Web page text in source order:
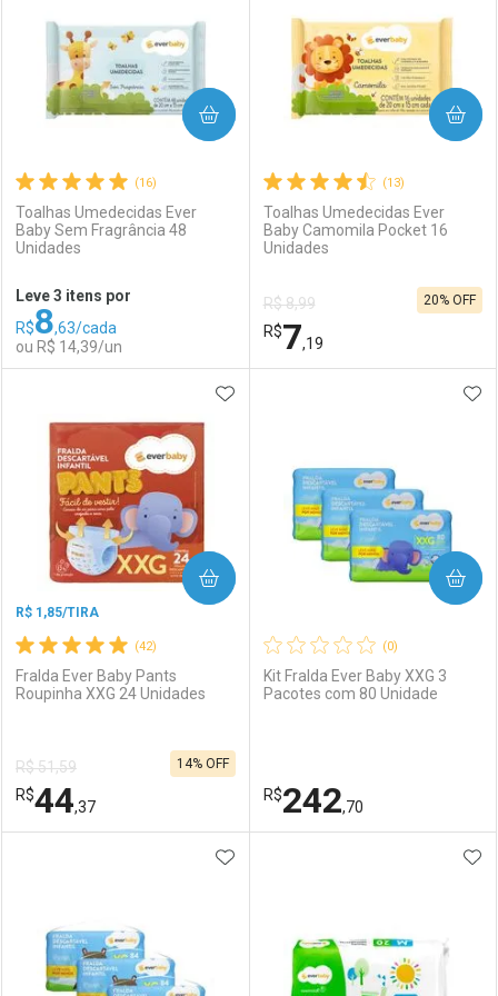
Comprar sem Desconto
Por R$ 16,19/cada
Comprar sem Desconto
Por R$ 16,19/cada
Comprar sem Desconto
Por R$ 52,99/cada
Comprar sem Desconto
Por R$ 52,99/cada
(16)
Toalhas Umedecidas Ever
Baby Sem Fragrância 48
Unidades
Leve 3 itens por
R$8,63/cada
ou R$ 14,39/un
COMPRAR
Laboratório
Comprar sem Desconto
Por R$ 14,39/cada
Por Menos
Comprar sem Desconto
Por R$ 14,39/cada
(13)
Toalhas Umedecidas Ever
Baby Camomila Pocket 16
Unidades
R$ 8,99
R$7,19
20% OFF
COMPRAR
Laboratório
Comprar sem Desconto
Por R$ 7,19/cada
Por Menos
Por R$ 7,19/cada
(42)
R$ 1,85/TIRA
Fralda Ever Baby Pants
Roupinha XXG 24 Unidades
R$ 51,59
R$44,37
14% OFF
ADICIONAR AOS FAVORITOS
COMPRAR
Laboratório
Por Menos
(0)
Kit Fralda Ever Baby XXG 3
Pacotes com 80 Unidade
R$242,70
COMPRAR
ADICIONAR AOS FAVORITOS